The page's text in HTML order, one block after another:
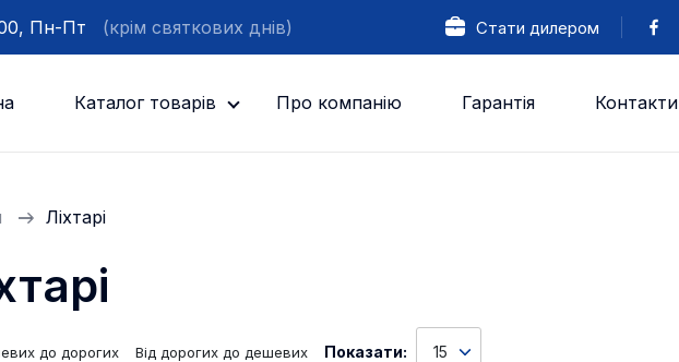
Пн-Пт (крім святкових днів) Стати дилером
Каталог товарів Про компанію Гарантія Контакти
Ліхтарі
до дорогих Від дорогих до дешевих Показати: 15